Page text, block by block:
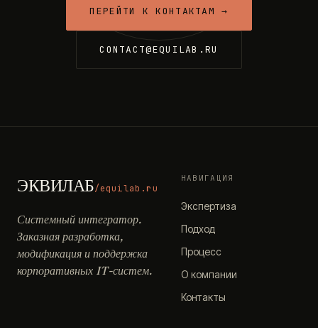
ПЕРЕЙТИ К КОНТАКТАМ →
CONTACT@EQUILAB.RU
ЭКВИЛАБ/equilab.ru
Системный интегратор.
Заказная разработка,
модификация и поддержка
корпоративных IT-систем.
НАВИГАЦИЯ
Экспертиза
Подход
Процесс
О компании
Контакты